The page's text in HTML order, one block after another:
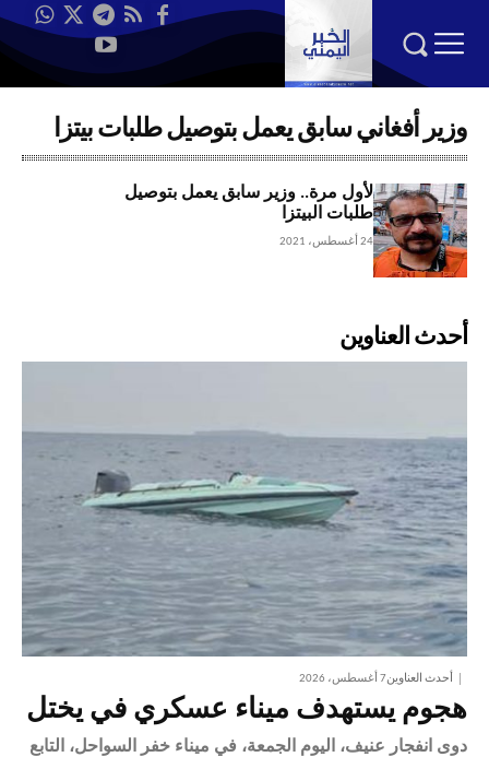
وزير أفغاني سابق يعمل بتوصيل طلبات بيتزا
لأول مرة.. وزير سابق يعمل بتوصيل
طلبات البيتزا
24 أغسطس، 2021
أحدث العناوين
أحدث العناوين7 أغسطس، 2026
هجوم يستهدف ميناء عسكري في يختل
دوى انفجار عنيف، اليوم الجمعة، في ميناء خفر السواحل، التابع